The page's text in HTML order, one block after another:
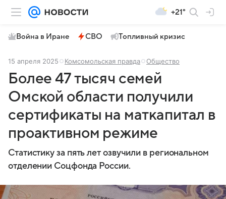
+21°
Война в Иране СВО Топливный кризис
15 апреля 2025 Комсомольская правда Общество
Более 47 тысяч семей
Омской области получили
сертификаты на маткапитал в
проактивном режиме
Статистику за пять лет озвучили в региональном
отделении Соцфонда России.